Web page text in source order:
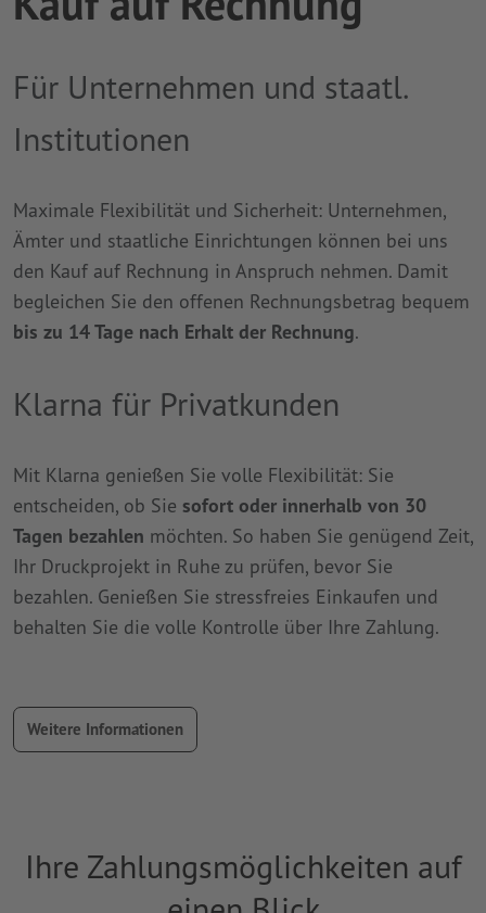
Für Unternehmen und staatl.
Institutionen
Maximale Flexibilität und Sicherheit: Unternehmen,
Ämter und staatliche Einrichtungen können bei uns
den Kauf auf Rechnung in Anspruch nehmen. Damit
begleichen Sie den offenen Rechnungsbetrag bequem
bis zu 14 Tage nach Erhalt der Rechnung.
Klarna für Privatkunden
Mit Klarna genießen Sie volle Flexibilität: Sie
entscheiden, ob Sie sofort oder innerhalb von 30
Tagen bezahlen möchten. So haben Sie genügend Zeit,
Ihr Druckprojekt in Ruhe zu prüfen, bevor Sie
bezahlen. Genießen Sie stressfreies Einkaufen und
behalten Sie die volle Kontrolle über Ihre Zahlung.
Weitere Informationen
Ihre Zahlungsmöglichkeiten auf